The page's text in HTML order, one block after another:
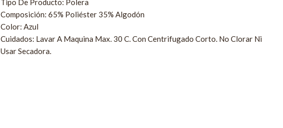
Tipo De Producto: Polera
Composición: 65% Poliéster 35% Algodón
Color: Azul
Cuidados: Lavar A Maquina Max. 30 C. Con Centrifugado Corto. No Clorar Ni
Usar Secadora.